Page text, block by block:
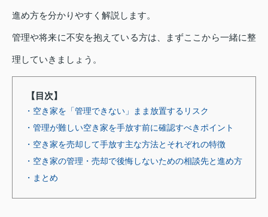
進め方を分かりやすく解説します。
管理や将来に不安を抱えている方は、まずここから一緒に整
理していきましょう。
【目次】
・空き家を「管理できない」まま放置するリスク
・管理が難しい空き家を手放す前に確認すべきポイント
・空き家を売却して手放す主な方法とそれぞれの特徴
・空き家の管理・売却で後悔しないための相談先と進め方
・まとめ